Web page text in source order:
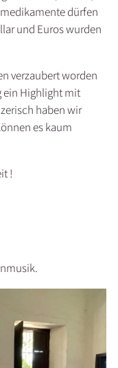
dürfen
und Euros wurden
verzaubert worden
ein Highlight mit
haben wir
es kaum
!